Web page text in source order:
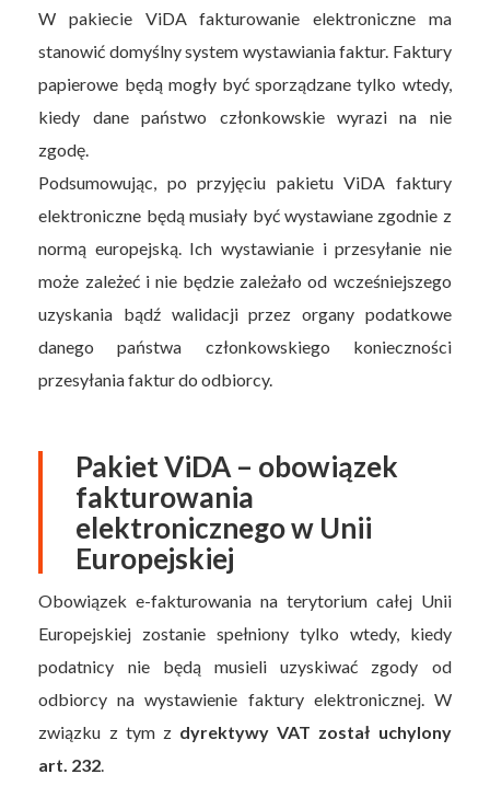
W pakiecie ViDA fakturowanie elektroniczne ma
stanowić domyślny system wystawiania faktur. Faktury
papierowe będą mogły być sporządzane tylko wtedy,
kiedy dane państwo członkowskie wyrazi na nie
zgodę.
Podsumowując, po przyjęciu pakietu ViDA faktury
elektroniczne będą musiały być wystawiane zgodnie z
normą europejską. Ich wystawianie i przesyłanie nie
może zależeć i nie będzie zależało od wcześniejszego
uzyskania bądź walidacji przez organy podatkowe
danego państwa członkowskiego konieczności
przesyłania faktur do odbiorcy.
Pakiet ViDA – obowiązek
fakturowania
elektronicznego w Unii
Europejskiej
Obowiązek e-fakturowania na terytorium całej Unii
Europejskiej zostanie spełniony tylko wtedy, kiedy
podatnicy nie będą musieli uzyskiwać zgody od
odbiorcy na wystawienie faktury elektronicznej. W
związku z tym z dyrektywy VAT został uchylony
art. 232